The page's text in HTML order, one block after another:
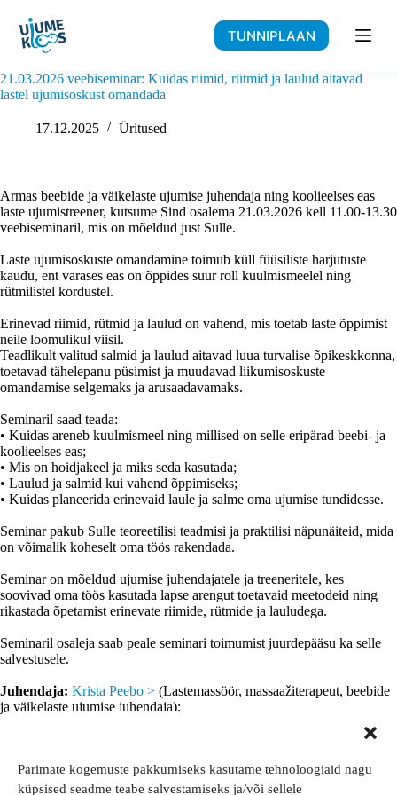
Parimate kogemuste pakkumiseks kasutame tehnoloogiaid nagu
küpsised seadme teabe salvestamiseks ja/või sellele
content
TUNNIPLAAN
21.03.2026 veebiseminar: Kuidas riimid, rütmid ja laulud aitavad
lastel ujumisoskust omandada
17.12.2025 Üritused
Armas beebide ja väikelaste ujumise juhendaja ning koolieelses eas
laste ujumistreener, kutsume Sind osalema 21.03.2026 kell 11.00-13.30
veebiseminaril, mis on mõeldud just Sulle.
Laste ujumisoskuste omandamine toimub küll füüsiliste harjutuste
kaudu, ent varases eas on õppides suur roll kuulmismeelel ning
rütmilistel kordustel.
Erinevad riimid, rütmid ja laulud on vahend, mis toetab laste õppimist
neile loomulikul viisil.
Teadlikult valitud salmid ja laulud aitavad luua turvalise õpikeskkonna,
toetavad tähelepanu püsimist ja muudavad liikumisoskuste
omandamise selgemaks ja arusaadavamaks.
Seminaril saad teada:
• Kuidas areneb kuulmismeel ning millised on selle eripärad beebi- ja
koolieelses eas;
• Mis on hoidjakeel ja miks seda kasutada;
• Laulud ja salmid kui vahend õppimiseks;
• Kuidas planeerida erinevaid laule ja salme oma ujumise tundidesse.
Seminar pakub Sulle teoreetilisi teadmisi ja praktilisi näpunäiteid, mida
on võimalik koheselt oma töös rakendada.
Seminar on mõeldud ujumise juhendajatele ja treeneritele, kes
soovivad oma töös kasutada lapse arengut toetavaid meetodeid ning
rikastada õpetamist erinevate riimide, rütmide ja lauludega.
Seminaril osaleja saab peale seminari toimumist juurdepääsu ka selle
salvestusele.
Juhendaja: Krista Peebo > (Lastemassöör, massaažiterapeut, beebide
ja väikelaste ujumise juhendaja);
Hind:
Toimumise koht:Zoom platvorm;